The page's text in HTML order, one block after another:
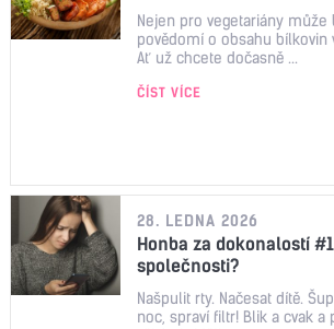
Nejen pro vegetariány může
povědomí o obsahu bílkovin
Ať už chcete dočasně ...
ČÍST VÍCE
28. LEDNA 2026
Honba za dokonalostí
společnosti?
Našpulit rty. Načesat dítě.
noc, spraví filtr! Blik a cvak a